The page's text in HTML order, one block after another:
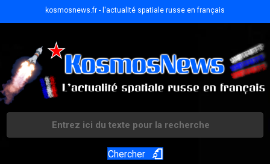
kosmosnews.fr - l'actualité spatiale russe en français
Chercher